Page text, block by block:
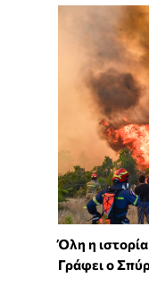
Όλη η
Γράφει ο